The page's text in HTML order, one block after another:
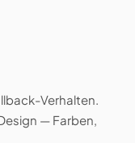
Verhalten.
— Farben,